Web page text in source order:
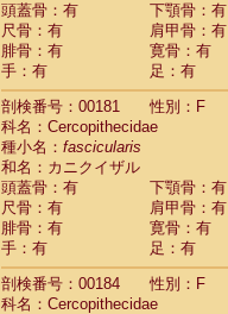
頭蓋骨：有
下顎骨：有
尺骨：有
肩甲骨：有
腓骨：有
寛骨：有
手：有
足：有
剖検番号：00181
性別：F
科名：Cercopithecidae
種小名： fascicularis
和名：カニクイザル
頭蓋骨：有
下顎骨：有
尺骨：有
肩甲骨：有
腓骨：有
寛骨：有
手：有
足：有
剖検番号：00184
性別：F
科名：Cercopithecidae